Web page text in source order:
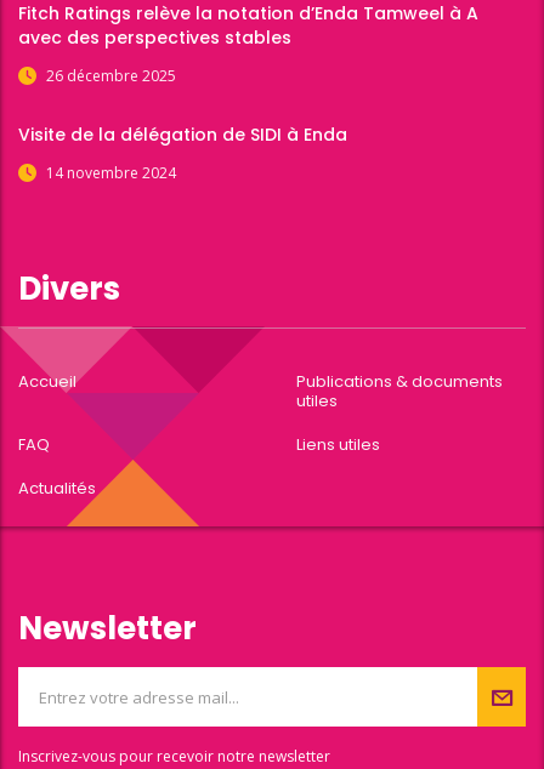
Fitch Ratings relève la notation d’Enda Tamweel à A
avec des perspectives stables
26 décembre 2025
Visite de la délégation de SIDI à Enda
14 novembre 2024
Divers
Accueil
Publications & documents
utiles
FAQ
Liens utiles
Actualités
Newsletter
Inscrivez-vous pour recevoir notre newsletter